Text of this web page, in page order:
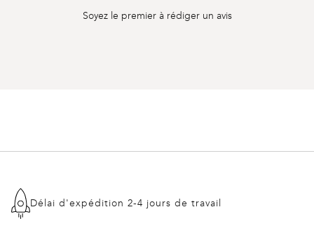
Soyez le premier à rédiger un avis
Délai d'expédition 2-4 jours de travail